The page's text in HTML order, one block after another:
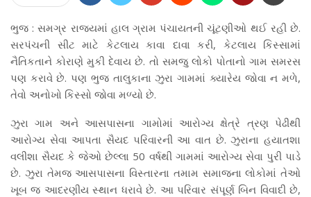
ભુજ : સમગ્ર રાજયમાં હાલ ગ્રામ પંચાયતની ચૂંટણીઓ થઈ રહી છે.
સરપંચની સીટ માટે કેટલાય કાવા દાવા કરી, કેટલાય કિસ્સામાં
નૈતિકતાને કોરાણે મુકી દેવાય છે. તો સમજુ લોકો પોતાનો ગામ સમરસ
પણ કરાવે છે. પણ ભુજ તાલુકાના ઝુરા ગામમાં ક્યારેય જોવા ન મળે,
તેવો અનોખો કિસ્સો જોવા મળ્યો છે.
ઝુરા ગામ અને આસપાસના ગામોમાં આરોગ્ય ક્ષેત્રે ત્રણ પેઢીથી
આરોગ્ય સેવા આપતા સૈયદ પરિવારની આ વાત છે. ઝુરાના હયાતશા
વલીશા સૈયદ કે જેઓ છેલ્લા 50 વર્ષથી ગામમાં આરોગ્ય સેવા પુરી પાડે
છે. ઝુરા તેમજ આસપાસના વિસ્તારના તમામ સમાજના લોકોમાં તેઓ
ખૂબ જ આદરણીય સ્થાન ધરાવે છે. આ પરિવાર સંપૂર્ણ બિન વિવાદી છે,